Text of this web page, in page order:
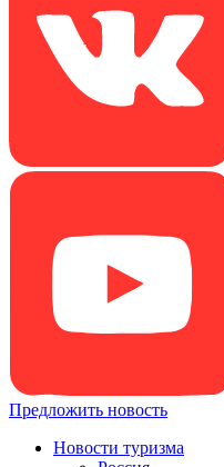
Предложить новость
Новости туризма